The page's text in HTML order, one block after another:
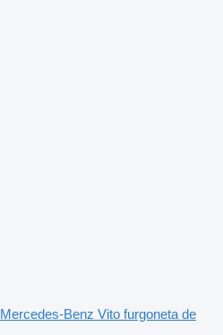
Mercedes-Benz Vito furgoneta de